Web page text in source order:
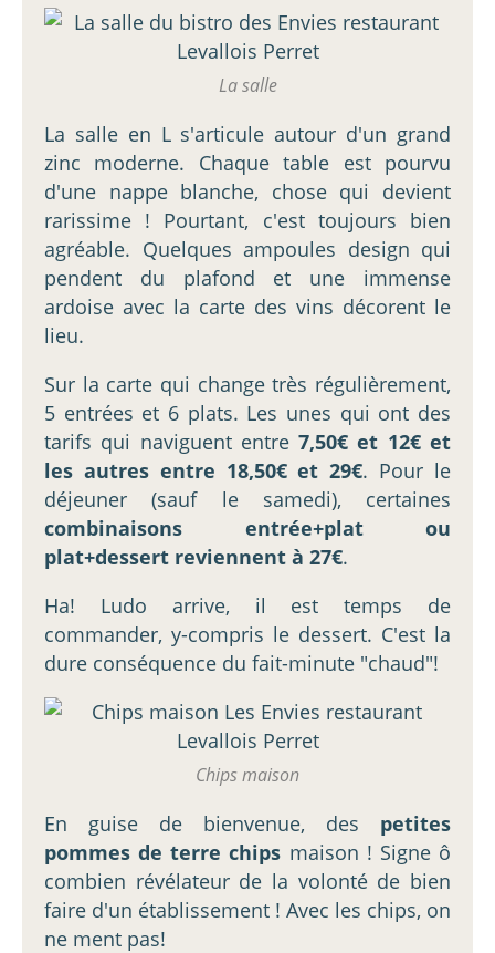
La salle
La salle en L s'articule autour d'un grand
zinc moderne. Chaque table est pourvu
d'une nappe blanche, chose qui devient
rarissime ! Pourtant, c'est toujours bien
agréable. Quelques ampoules design qui
pendent du plafond et une immense
ardoise avec la carte des vins décorent le
lieu.
Sur la carte qui change très régulièrement,
5 entrées et 6 plats. Les unes qui ont des
tarifs qui naviguent entre7,50€ et 12€ et
les autres entre 18,50€ et 29€. Pour le
déjeuner (sauf le samedi), certaines
combinaisons entrée+plat ou
plat+dessert reviennent à 27€.
Ha! Ludo arrive, il est temps de
commander, y-compris le dessert. C'est la
dure conséquence du fait-minute "chaud"!
Chips maison
En guise de bienvenue, des petites
pommes de terre chips maison ! Signe ô
combien révélateur de la volonté de bien
faire d'un établissement ! Avec les chips, on
ne ment pas!